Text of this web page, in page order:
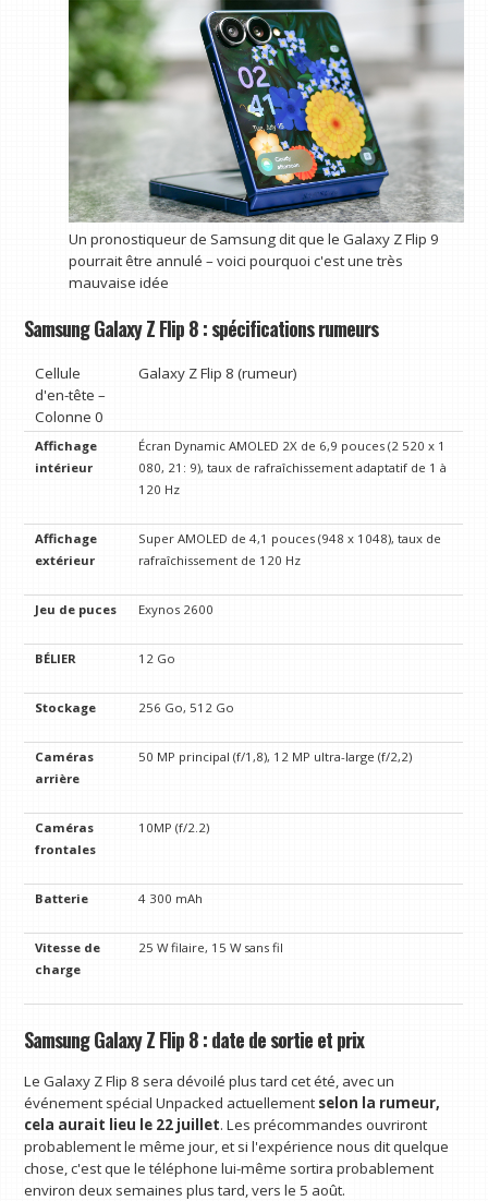
Un pronostiqueur de Samsung dit que le Galaxy Z Flip 9
pourrait être annulé – voici pourquoi c'est une très
mauvaise idée
Samsung Galaxy Z Flip 8 : spécifications rumeurs
Cellule
d'en-tête –
Colonne 0
Galaxy Z Flip 8 (rumeur)
Affichage
intérieur
Écran Dynamic AMOLED 2X de 6,9 ​​pouces (2 520 x 1
080, 21: 9), taux de rafraîchissement adaptatif de 1 à
120 Hz
Affichage
extérieur
Super AMOLED de 4,1 pouces (948 x 1048), taux de
rafraîchissement de 120 Hz
Jeu de puces Exynos 2600
BÉLIER 12 Go
Stockage 256 Go, 512 Go
Caméras
arrière
50 MP principal (f/1,8), 12 MP ultra-large (f/2,2)
Caméras
frontales
10MP (f/2.2)
Batterie 4 300 mAh
Vitesse de
charge
25 W filaire, 15 W sans fil
Samsung Galaxy Z Flip 8 : date de sortie et prix
Le Galaxy Z Flip 8 sera dévoilé plus tard cet été, avec un
événement spécial Unpacked actuellement selon la rumeur,
cela aurait lieu le 22 juillet. Les précommandes ouvriront
probablement le même jour, et si l'expérience nous dit quelque
chose, c'est que le téléphone lui-même sortira probablement
environ deux semaines plus tard, vers le 5 août.